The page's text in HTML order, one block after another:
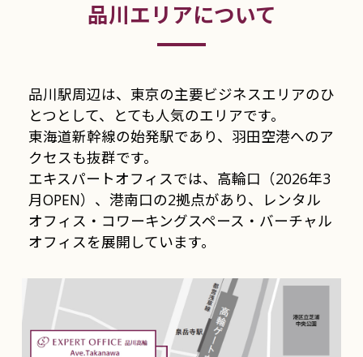
品川エリアについて
品川駅周辺は、東京の主要ビジネスエリアのひ
とつとして、とても人気のエリアです。
東海道新幹線の始発駅であり、羽田空港へのア
クセスも抜群です。
エキスパートオフィスでは、高輪口（2026年3
月OPEN）、港南口の2拠点があり、レンタル
オフィス・コワーキングスペース・バーチャル
オフィスを展開しています。